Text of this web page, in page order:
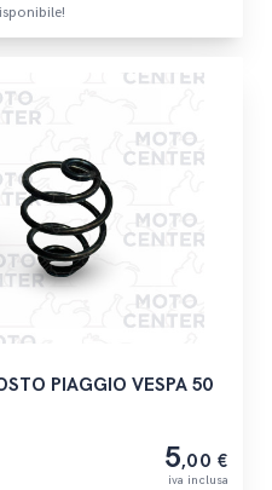
PIAGGIO VESPA 50
5,00 €
iva inclusa